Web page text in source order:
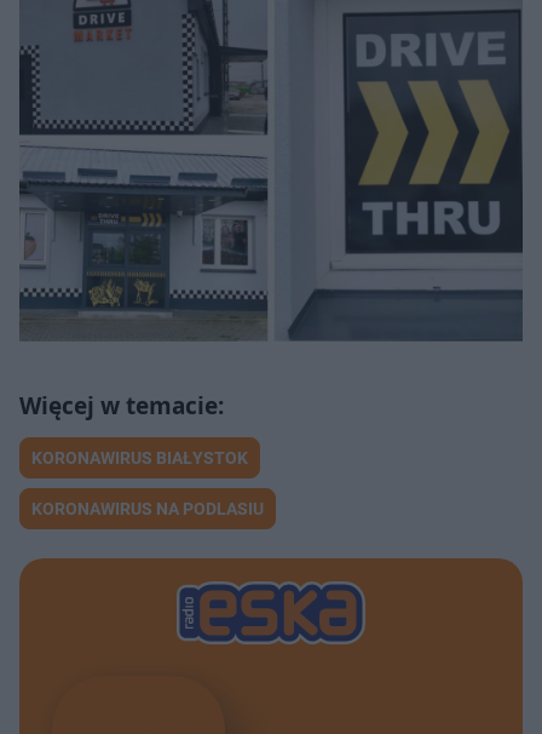
KORONAWIRUS BIAŁYSTOK
KORONAWIRUS NA PODLASIU